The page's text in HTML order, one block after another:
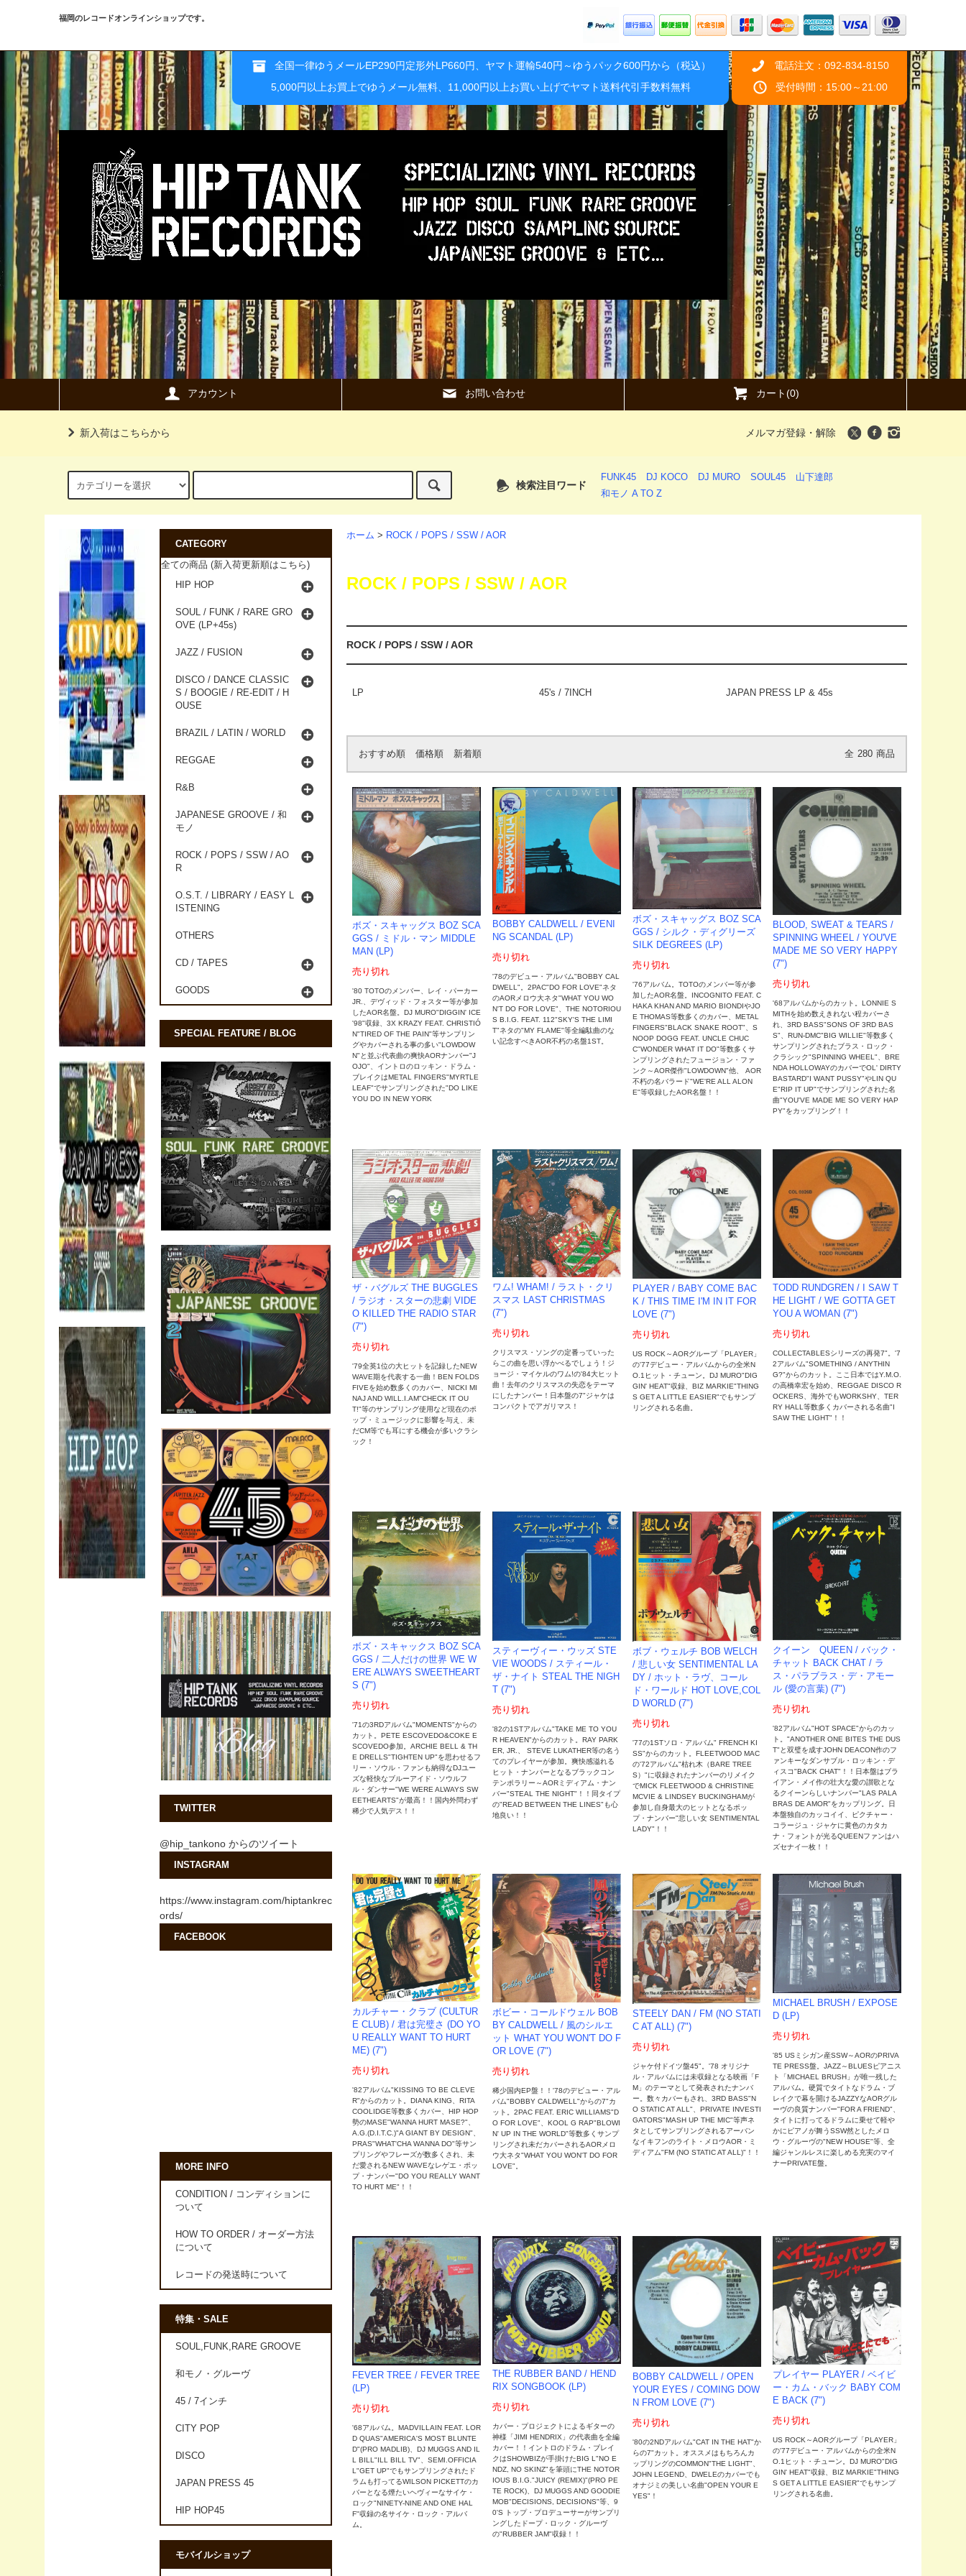
福岡のレコードオンラインショップです。
全国一律ゆうメールEP290円定形外LP660円、ヤマト運輸540円～ゆうパック600円から（税込）
5,000円以上お買上でゆうメール無料、11,000円以上お買い上げでヤマト送料代引手数料無料
電話注文：092-834-8150
受付時間：15:00～21:00
アカウント お問い合わせ カート(0)
新入荷はこちらから メルマガ登録・解除
検索注目ワード
FUNK45 DJ KOCO DJ MURO SOUL45
山下達郎
和モノ A TO Z
ホーム > ROCK / POPS / SSW / AOR
ROCK / POPS / SSW / AOR
ROCK / POPS / SSW / AOR
LP 45's / 7INCH JAPAN PRESS LP & 45s
おすすめ順 価格順 新着順 全 280 商品
ボズ・スキャッグス BOZ SCA
GGS ‎/ ミドル・マン MIDDLE
MAN (LP)
売り切れ
'80 TOTOのメンバー、レイ・パーカー
JR.、デヴィッド・フォスター等が参加
したAOR名盤。DJ MURO"DIGGIN' ICE
'98"収録、3X KRAZY FEAT. CHRISTIÓ
N"TIRED OF THE PAIN"等サンプリン
グやカバーされる事の多い"LOWDOW
N"と並ぶ代表曲の爽快AORナンバー"J
OJO"、イントロのロッキン・ドラム・
ブレイクはMETAL FINGERS"MYRTLE
LEAF"でサンプリングされた"DO LIKE
YOU DO IN NEW YORK
BOBBY CALDWELL ‎/ EVENI
NG SCANDAL (LP)
売り切れ
'78のデビュー・アルバム"BOBBY CAL
DWELL"。2PAC"DO FOR LOVE"ネタ
のAORメロウ大ネタ"WHAT YOU WO
N'T DO FOR LOVE"、THE NOTORIOU
S B.I.G. FEAT. 112"SKY'S THE LIMI
T"ネタの"MY FLAME"等全編駄曲のな
い記念すべきAOR不朽の名盤1ST。
ボズ・スキャッグス BOZ SCA
GGS ‎/ シルク・ディグリーズ
SILK DEGREES (LP)
売り切れ
'76アルバム。TOTOのメンバー等が参
加したAOR名盤。INCOGNITO FEAT. C
HAKA KHAN AND MARIO BIONDIやJO
E THOMAS等数多くのカバー、METAL
FINGERS"BLACK SNAKE ROOT"、S
NOOP DOGG FEAT. UNCLE CHUC
C"WONDER WHAT IT DO"等数多くサ
ンプリングされたフュージョン・ファ
ンク～AOR傑作"LOWDOWN"他、 AOR
不朽の名バラード"WE'RE ALL ALON
E"等収録したAOR名盤！！
BLOOD, SWEAT & TEARS /
SPINNING WHEEL / YOU'VE
MADE ME SO VERY HAPPY
(7")
売り切れ
'68アルバムからのカット。LONNIE S
MITHを始め数えきれない程カバーさ
れ、3RD BASS"SONS OF 3RD BAS
S"、RUN-DMC"BIG WILLIE"等数多く
サンプリングされたブラス・ロック・
クラシック"SPINNING WHEEL"、BRE
NDA HOLLOWAYのカバーでOL' DIRTY
BASTARD"I WANT PUSSY"やLIN QU
E"RIP IT UP"でサンプリングされた名
曲"YOU'VE MADE ME SO VERY HAP
PY"をカップリング！！
ザ・バグルズ THE BUGGLES
/ ラジオ・スターの悲劇 VIDE
O KILLED THE RADIO STAR
(7")
売り切れ
'79全英1位の大ヒットを記録したNEW
WAVE期を代表する一曲！BEN FOLDS
FIVEを始め数多くのカバー、NICKI MI
NAJ AND WILL.I.AM"CHECK IT OU
T!"等のサンプリング使用など現在のポ
ップ・ミュージックに影響を与え、未
だCM等でも耳にする機会が多いクラシ
ック！
ワム! WHAM! / ラスト・クリ
スマス LAST CHRISTMAS
(7")
売り切れ
クリスマス・ソングの定番っていった
らこの曲を思い浮かべるでしょう！ジ
ョージ・マイケルのワム!の'84大ヒット
曲！去年のクリスマスの失恋をテーマ
にしたナンバー！日本盤の7"ジャケは
コンパクトでアガリマス！
PLAYER / BABY COME BAC
K / THIS TIME I'M IN IT FOR
LOVE (7")
売り切れ
US ROCK～AORグループ「PLAYER」
の'77デビュー・アルバムからの全米N
O.1ヒット・チューン。DJ MURO"DIG
GIN' HEAT"収録、BIZ MARKIE"THING
S GET A LITTLE EASIER"でもサンプ
リングされる名曲。
TODD RUNDGREN / I SAW T
HE LIGHT / WE GOTTA GET
YOU A WOMAN (7")
売り切れ
COLLECTABLESシリーズの再発7"。'7
2アルバム"SOMETHING / ANYTHIN
G?"からのカット。ここ日本ではY.M.O.
の高橋幸宏を始め、REGGAE DISCO R
OCKERS、海外でもWORKSHY、TER
RY HALL等数多くカバーされる名曲"I
SAW THE LIGHT"！！
ボズ・スキャックス BOZ SCA
GGS / 二人だけの世界 WE W
ERE ALWAYS SWEETHEART
S (7")
売り切れ
'71の3RDアルバム"MOMENTS"からの
カット。PETE ESCOVEDO&COKE E
SCOVEDO参加。ARCHIE BELL & TH
E DRELLS"TIGHTEN UP"を思わせるフ
リー・ソウル・ファンも納得なDJユー
ズな軽快なブルーアイド・ソウルフ
ル・ダンサー"WE WERE ALWAYS SW
EETHEARTS"が最高！！国内外問わず
稀少で人気デス！！
スティーヴィー・ウッズ STE
VIE WOODS / スティール・
ザ・ナイト STEAL THE NIGH
T (7")
売り切れ
'82の1STアルバム"TAKE ME TO YOU
R HEAVEN"からのカット。RAY PARK
ER, JR.、 STEVE LUKATHER等の名う
てのプレイヤーが参加。爽快感溢れる
ヒット・ナンバーとなるブラックコン
テンポラリー～AORミディアム・ナン
バー"STEAL THE NIGHT"！！同タイプ
の"READ BETWEEN THE LINES"も心
地良い！！
ボブ・ウェルチ BOB WELCH
/ 悲しい女 SENTIMENTAL LA
DY / ホット・ラヴ、コール
ド・ワールド HOT LOVE,COL
D WORLD (7")
売り切れ
'77の1STソロ・アルバム" FRENCH KI
SS"からのカット。FLEETWOOD MAC
の'72アルバム"枯れ木（BARE TREE
S）"に収録されたナンバーのリメイク
でMICK FLEETWOOD & CHRISTINE
MCVIE & LINDSEY BUCKINGHAMが
参加し自身最大のヒットとなるポッ
プ・ナンバー"悲しい女 SENTIMENTAL
LADY"！！
クイーン QUEEN / バック・
チャット BACK CHAT / ラ
ス・パラブラス・デ・アモー
ル (愛の言葉) (7")
売り切れ
'82アルバム"HOT SPACE"からのカッ
ト。"ANOTHER ONE BITES THE DUS
T"と双璧を成すJOHN DEACON作のフ
ァンキーなダンサブル・ロッキン・デ
ィスコ"BACK CHAT"！！日本盤はブラ
イアン・メイ作の壮大な愛の讃歌とな
るクイーンらしいナンバー"LAS PALA
BRAS DE AMOR"をカップリング。日
本盤独自のカッコイイ、ピクチャー・
コラージュ・ジャケに黄色のカタカ
ナ・フォントが光るQUEENファンはハ
ズセナイ一枚！！
カルチャー・クラブ (CULTUR
E CLUB) ‎/ 君は完璧さ (DO YO
U REALLY WANT TO HURT
ME) (7")
売り切れ
'82アルバム"KISSING TO BE CLEVE
R"からのカット。DIANA KING、RITA
COOLIDGE等数多くカバー、HIP HOP
勢のMASE"WANNA HURT MASE?"、
A.G.(D.I.T.C.)"A GIANT BY DESIGN"、
PRAS"WHAT'CHA WANNA DO"等サン
プリングやフレーズが数多くされ、未
だ愛されるNEW WAVEなレゲエ・ポッ
プ・ナンバー"DO YOU REALLY WANT
TO HURT ME"！！
ボビー・コールドウェル BOB
BY CALDWELL / 風のシルエ
ット WHAT YOU WON'T DO F
OR LOVE (7")
売り切れ
稀少国内EP盤！！'78のデビュー・アル
バム"BOBBY CALDWELL"からの7"カ
ット。2PAC FEAT. ERIC WILLIAMS"D
O FOR LOVE"、KOOL G RAP"BLOWI
N' UP IN THE WORLD"等数多くサンプ
リングされ未だカバーされるAORメロ
ウ大ネタ"WHAT YOU WON'T DO FOR
LOVE"。
STEELY DAN / FM (NO STATI
C AT ALL) (7")
売り切れ
ジャケ付ドイツ盤45"。'78 オリジナ
ル・アルバムには未収録となる映画「F
M」のテーマとして発表されたナンバ
ー。数々カバーもされ、3RD BASS"N
O STATIC AT ALL"、PRIVATE INVESTI
GATORS"MASH UP THE MIC"等声ネ
タとしてサンプリングされるアーバン
なイキフンのライト・メロウAOR・ミ
ディアム"FM (NO STATIC AT ALL)"！！
MICHAEL BRUSH / EXPOSE
D (LP)
売り切れ
'85 USミシガン産SSW～AORのPRIVA
TE PRESS盤。JAZZ～BLUESピアニス
ト「MICHAEL BRUSH」が唯一残した
アルバム。硬質でタイトなドラム・ブ
レイクで幕を開けるJAZZYなAORグル
ーヴの良質ナンバー"FOR A FRIEND"、
タイトに打ってるドラムに乗せて軽や
かにピアノが舞うSSW然としたメロ
ウ・グルーヴの"NEW HOUSE"等、全
編ジャンルレスに楽しめる充実のマイ
ナーPRIVATE盤。
FEVER TREE ‎/ FEVER TREE
(LP)
売り切れ
'68アルバム。MADVILLAIN FEAT. LOR
D QUAS"AMERICA'S MOST BLUNTE
D"(PRO MADLIB)、DJ MUGGS AND IL
L BILL"ILL BILL TV"、SEMI.OFFICIA
L"GET UP"でもサンプリングされたド
ラムも打ってるWILSON PICKETTのカ
バーとなる煙たいヘヴィーなサイケ・
ロック"NINETY-NINE AND ONE HAL
F"収録の名サイケ・ロック・アルバ
ム。
THE RUBBER BAND ‎/ HEND
RIX SONGBOOK (LP)
売り切れ
カバー・プロジェクトによるギターの
神様「JIMI HENDRIX」の代表曲を全編
カバー！！イントロのドラム・ブレイ
クはSHOWBIZが手掛けたBIG L"NO E
NDZ, NO SKINZ"を筆頭にTHE NOTOR
IOUS B.I.G."JUICY (REMIX)"(PRO PE
TE ROCK)、DJ MUGGS AND GOODIE
MOB"DECISIONS, DECISIONS"等、9
0'S トップ・プロデューサーがサンプリ
ングしたドープ・ロック・グルーヴ
の"RUBBER JAM"収録！！
BOBBY CALDWELL / OPEN
YOUR EYES / COMING DOW
N FROM LOVE (7")
売り切れ
'80の2NDアルバム"CAT IN THE HAT"か
らの7"カット。オススメはもちろんカ
ップリングのCOMMON"THE LIGHT"、
JOHN LEGEND、DWELEのカバーでも
オナジミの美しい名曲"OPEN YOUR E
YES"！
プレイヤー PLAYER / ベイビ
ー・カム・バック BABY COM
E BACK (7")
売り切れ
US ROCK～AORグループ「PLAYER」
の'77デビュー・アルバムからの全米N
O.1ヒット・チューン。DJ MURO"DIG
GIN' HEAT"収録、BIZ MARKIE"THING
S GET A LITTLE EASIER"でもサンプ
リングされる名曲。
CATEGORY
全ての商品 (新入荷更新順はこちら)
HIP HOP
SOUL / FUNK / RARE GRO
OVE (LP+45s)
JAZZ / FUSION
DISCO / DANCE CLASSIC
S / BOOGIE / RE-EDIT / H
OUSE
BRAZIL / LATIN / WORLD
REGGAE
R&B
JAPANESE GROOVE / 和
モノ
ROCK / POPS / SSW / AO
R
O.S.T. / LIBRARY / EASY L
ISTENING
OTHERS
CD / TAPES
GOODS
SPECIAL FEATURE / BLOG
TWITTER
@hip_tankono からのツイート
INSTAGRAM
https://www.instagram.com/hiptankrec
ords/
FACEBOOK
MORE INFO
CONDITION / コンディションに
ついて
HOW TO ORDER / オーダー方法
について
レコードの発送時について
特集・SALE
SOUL,FUNK,RARE GROOVE
和モノ・グルーヴ
45 / 7インチ
CITY POP
DISCO
JAPAN PRESS 45
HIP HOP45
モバイルショップ